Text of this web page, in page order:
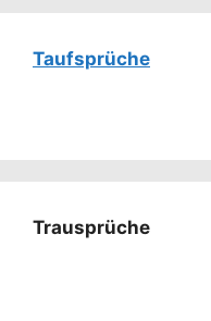
Taufsprüche
Trausprüche